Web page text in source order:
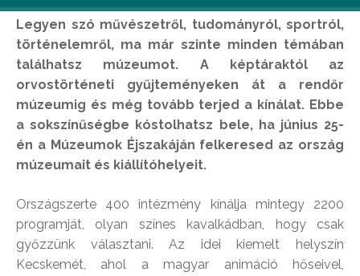
Legyen szó művészetről, tudományról, sportról,
történelemről, ma már szinte minden témában
találhatsz múzeumot. A képtáraktól az
orvostörténeti gyűjteményeken át a rendőr
múzeumig és még tovább terjed a kínálat. Ebbe
a sokszínűségbe kóstolhatsz bele, ha június 25-
én a Múzeumok Éjszakáján felkeresed az ország
múzeumait és kiállítóhelyeit.
Országszerte 400 intézmény kínálja mintegy 2200
programját, olyan színes kavalkádban, hogy csak
győzzünk választani. Az idei kiemelt helyszín
Kecskemét, ahol a magyar animáció hőseivel,